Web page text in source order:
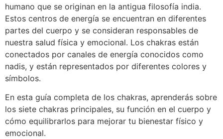
humano que se originan en la antigua filosofía india.
Estos centros de energía se encuentran en diferentes
partes del cuerpo y se consideran responsables de
nuestra salud física y emocional. Los chakras están
conectados por canales de energía conocidos como
nadis, y están representados por diferentes colores y
símbolos.
En esta guía completa de los chakras, aprenderás sobre
los siete chakras principales, su función en el cuerpo y
cómo equilibrarlos para mejorar tu bienestar físico y
emocional.